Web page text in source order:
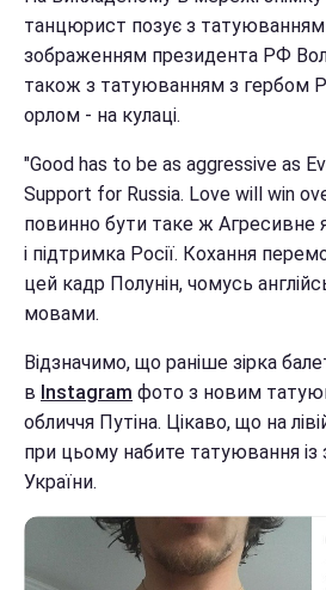
танцюрист позує з татуюванням
зображенням президента РФ
також з татуюванням з гербом
орлом - на кулаці.
"Good has to be as aggressive as
Support for Russia. Love will win
повинно бути таке ж Агресивне
і підтримка Росії. Кохання
цей кадр Полунін, чомусь
мовами.
Відзначимо, що раніше зірка
в Instagram фото з новим
обличчя Путіна. Цікаво, що на
при цьому набите татуювання
України.